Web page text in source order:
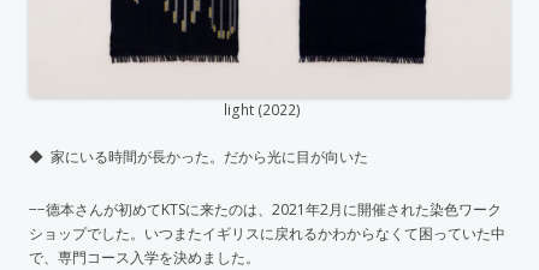
light (2022)
◆ 家にいる時間が長かった。だから光に目が向いた
−−德本さんが初めてKTSに来たのは、2021年2月に開催された染色ワーク
ショップでした。いつまたイギリスに戻れるかわからなくて困っていた中
で、専門コース入学を決めました。